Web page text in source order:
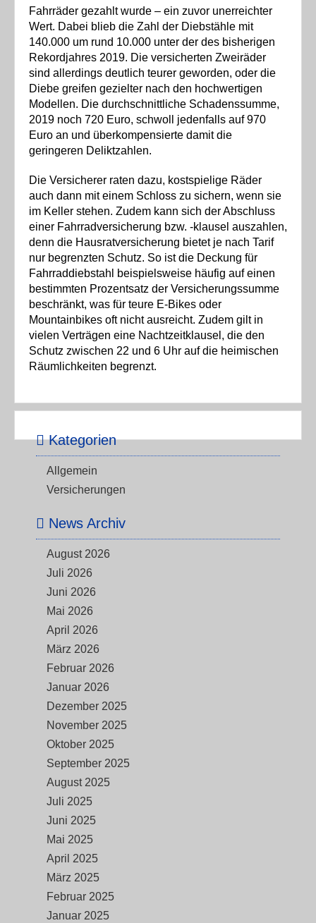
Fahrräder gezahlt wurde – ein zuvor unerreichter
Wert. Dabei blieb die Zahl der Diebstähle mit
140.000 um rund 10.000 unter der des bisherigen
Rekordjahres 2019. Die versicherten Zweiräder
sind allerdings deutlich teurer geworden, oder die
Diebe greifen gezielter nach den hochwertigen
Modellen. Die durchschnittliche Schadenssumme,
2019 noch 720 Euro, schwoll jedenfalls auf 970
Euro an und überkompensierte damit die
geringeren Deliktzahlen.
Die Versicherer raten dazu, kostspielige Räder
auch dann mit einem Schloss zu sichern, wenn sie
im Keller stehen. Zudem kann sich der Abschluss
einer Fahrradversicherung bzw. -klausel auszahlen,
denn die Hausratversicherung bietet je nach Tarif
nur begrenzten Schutz. So ist die Deckung für
Fahrraddiebstahl beispielsweise häufig auf einen
bestimmten Prozentsatz der Versicherungssumme
beschränkt, was für teure E-Bikes oder
Mountainbikes oft nicht ausreicht. Zudem gilt in
vielen Verträgen eine Nachtzeitklausel, die den
Schutz zwischen 22 und 6 Uhr auf die heimischen
Räumlichkeiten begrenzt.
Kategorien
Allgemein
Versicherungen
News Archiv
August 2026
Juli 2026
Juni 2026
Mai 2026
April 2026
März 2026
Februar 2026
Januar 2026
Dezember 2025
November 2025
Oktober 2025
September 2025
August 2025
Juli 2025
Juni 2025
Mai 2025
April 2025
März 2025
Februar 2025
Januar 2025